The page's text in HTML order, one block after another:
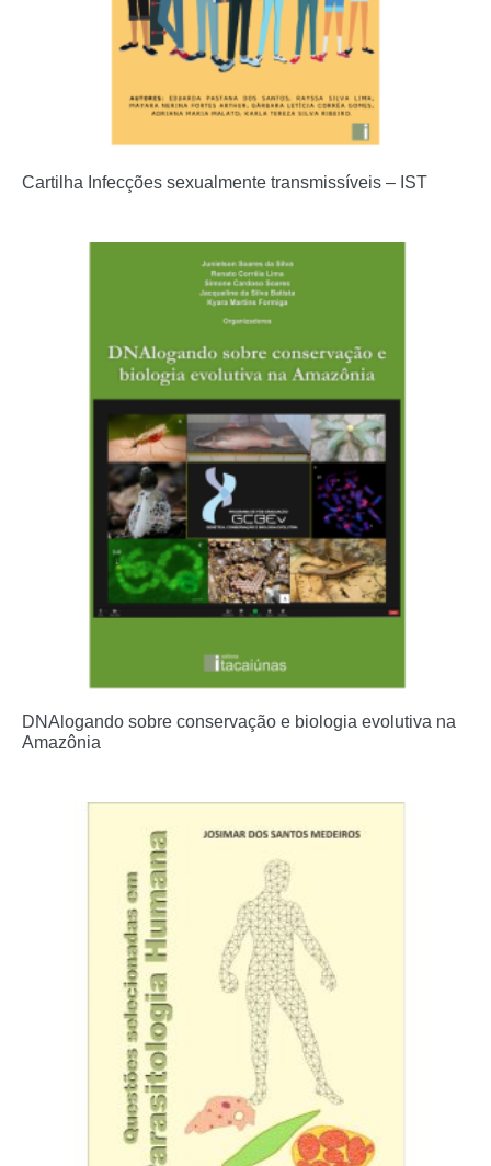
Cartilha Infecções sexualmente transmissíveis – IST
DNAlogando sobre conservação e biologia evolutiva na
Amazônia